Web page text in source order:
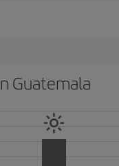
Guatemala